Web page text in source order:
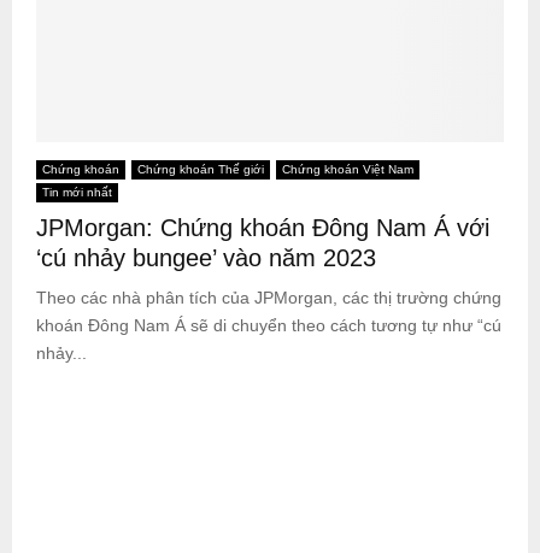
Chứng khoán Chứng khoán Thế giới
Chứng khoán Việt Nam
Tin mới nhất
JPMorgan: Chứng khoán Đông Nam Á với
‘cú nhảy bungee’ vào năm 2023
Theo các nhà phân tích của JPMorgan, các thị trường chứng
khoán Đông Nam Á sẽ di chuyển theo cách tương tự như “cú
nhảy...